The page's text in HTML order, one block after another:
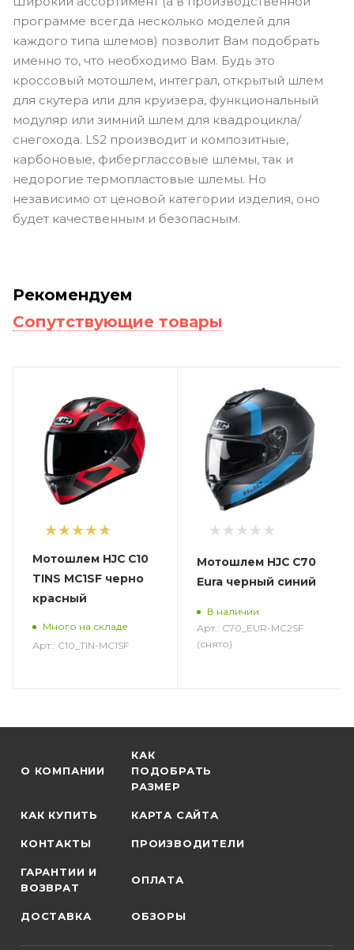
программе всегда несколько моделей для
каждого типа шлемов) позволит Вам подобрать
именно то, что необходимо Вам. Будь это
кроссовый мотошлем, интеграл, открытый шлем
для скутера или для круизера, функциональный
модуляр или зимний шлем для квадроцикла/
снегохода. LS2 производит и композитные,
карбоновые, фиберглассовые шлемы, так и
недорогие термопластовые шлемы. Но
независимо от ценовой категории изделия, оно
будет качественным и безопасным.
Рекомендуем
Сопутствующие товары
1
Мотошлем HJC C10
TINS MC1SF черно
красный
Много на складе
Арт.: C10_TIN-MC1SF
Мотошлем HJC C70
Eura черный синий
В наличии
Арт.: C70_EUR-MC2SF
(снято)
О КОМПАНИИ
КАК
ПОДОБРАТЬ
РАЗМЕР
КАК КУПИТЬ КАРТА САЙТА
КОНТАКТЫ ПРОИЗВОДИТЕЛИ
ГАРАНТИИ И
ВОЗВРАТ
ОПЛАТА
ДОСТАВКА ОБЗОРЫ